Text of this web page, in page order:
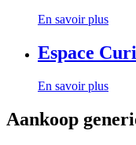
En savoir plus
Espace
En savoir plus
Aankoop